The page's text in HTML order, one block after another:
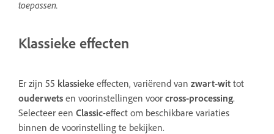
toepassen.
Klassieke effecten
Er zijn 55 klassieke effecten, variërend van zwart-wit tot
ouderwets en voorinstellingen voor cross-processing.
Selecteer een Classic-effect om beschikbare variaties
binnen de voorinstelling te bekijken.